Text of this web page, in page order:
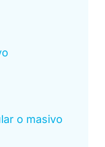
o masivo